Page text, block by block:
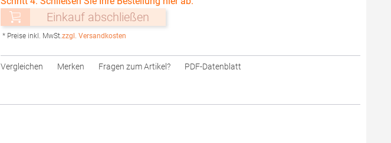
Einkauf abschließen
* Preise inkl. MwSt.zzgl. Versandkosten
Vergleichen Merken Fragen zum Artikel? PDF-Datenblatt